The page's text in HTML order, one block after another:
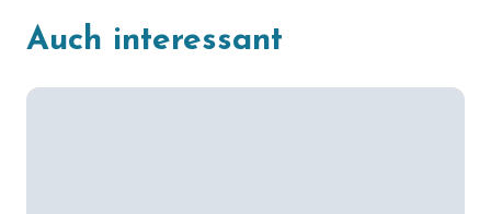
Auch interessant